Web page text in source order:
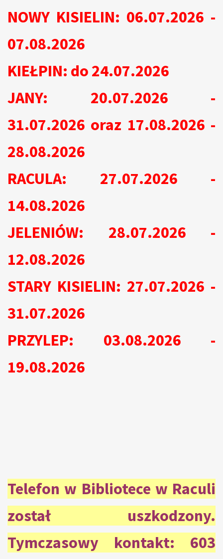
NOWY KISIELIN: 06.07.2026 -
07.08.2026
KIEŁPIN: do 24.07.2026
JANY: 20.07.2026 -
31.07.2026 oraz 17.08.2026 -
28.08.2026
RACULA: 27.07.2026 -
14.08.2026
JELENIÓW: 28.07.2026 -
12.08.2026
STARY KISIELIN: 27.07.2026 -
31.07.2026
PRZYLEP: 03.08.2026 -
19.08.2026
Telefon w Bibliotece w Raculi
został uszkodzony.
Tymczasowy kontakt: 603